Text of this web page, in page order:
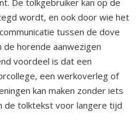
De tolkgebruiker kan op de
wordt, en ook door wie het
tussen de dove
horende aanwezigen
voordeel is dat een
een werkoverleg of
kan maken zonder iets
de tolktekst voor langere tijd